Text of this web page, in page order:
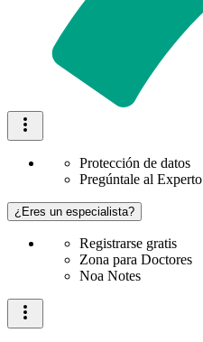
Protección de datos
Pregúntale al Experto
¿Eres un especialista?
Registrarse gratis
Zona para Doctores
Noa Notes